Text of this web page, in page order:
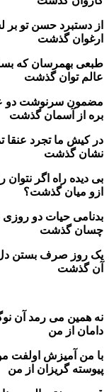
از دستبرد حسن
ارغوان گذشت
طبعی بهمرسان که
عالم توان گذشت
مضمون سرنوشت دو
بره از آسمان گذشت
در کیش ما تجرد
نشان گذشت
بی دیده راه اگر
ازو میان گذشت؟
بدنامی حیات دو
چسان گذشت
یک روز صرف بستن
آن گذشت
نه همین می رمد آن
دامان از من
با من آمیزش
پیوسته گریزان از من